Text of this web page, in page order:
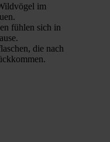
im
fühlen sich in
die nach